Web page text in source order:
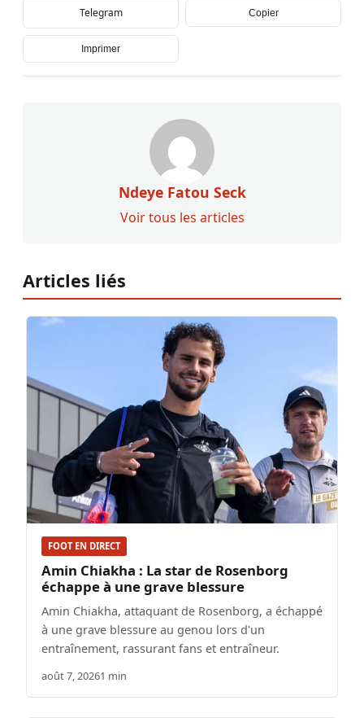
Telegram Copier
Imprimer
Ndeye Fatou Seck
Voir tous les articles
Articles liés
FOOT EN DIRECT
Amin Chiakha : La star de Rosenborg
échappe à une grave blessure
Amin Chiakha, attaquant de Rosenborg, a échappé
à une grave blessure au genou lors d'un
entraînement, rassurant fans et entraîneur.
août 7, 20261 min